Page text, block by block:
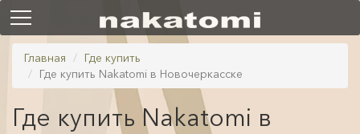
Главная
Где купить
Где купить Nakatomi в Новочеркасске
Где купить Nakatomi в